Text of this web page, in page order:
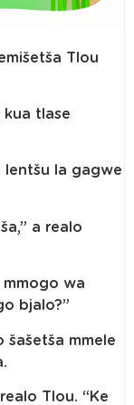
Tlou
tlase
la gagwe
a realo
wa
bjalo?”
mmele
Tlou. “Ke